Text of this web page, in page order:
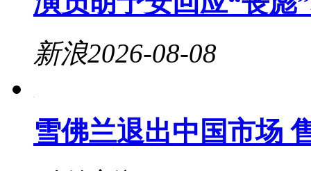
新浪2026-08-08
雪佛兰退出中国市场